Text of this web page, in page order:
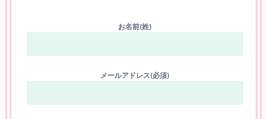
お名前(姓)
メールアドレス(必須)